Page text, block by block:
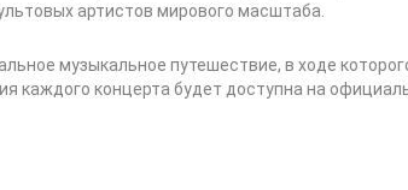
артистов мирового масштаба.
музыкальное путешествие, в ходе
каждого концерта будет доступна на